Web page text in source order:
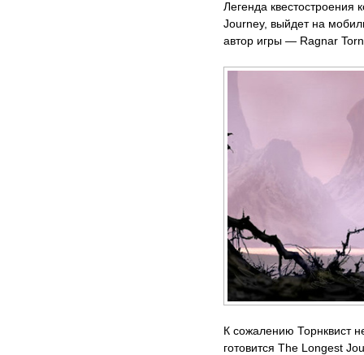
Легенда квестостроения
Journey, выйдет на
автор игры — Ragnar
К сожалению Торнквист
готовится The Longest